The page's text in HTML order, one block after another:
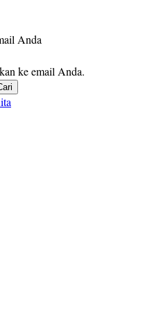
Anda
ke email Anda.